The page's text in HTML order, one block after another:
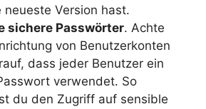
neueste Version hast.
sichere Passwörter. Achte
von Benutzerkonten
dass jeder Benutzer ein
verwendet. So
du den Zugriff auf sensible